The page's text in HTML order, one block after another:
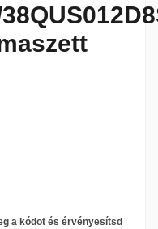
a kódot és érvényesítsd